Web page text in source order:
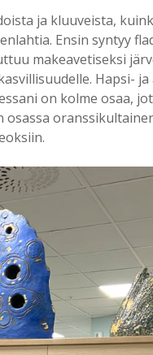
ja kluuveista,
Ensin syntyy
makeavetiseksi
Hapsi-
on kolme osaa,
osassa